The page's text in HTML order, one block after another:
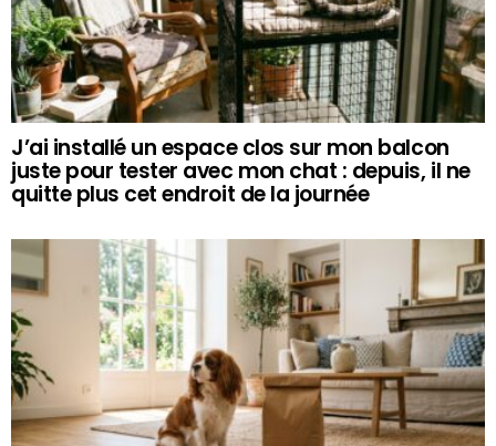
J’ai installé un espace clos sur mon balcon
juste pour tester avec mon chat : depuis, il ne
quitte plus cet endroit de la journée